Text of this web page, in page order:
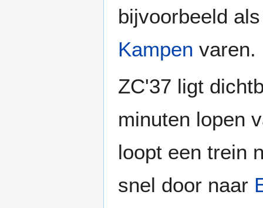
bijvoorbeeld
Kampen varen.
ZC'37 ligt
minuten lopen
loopt een trein
snel door naar